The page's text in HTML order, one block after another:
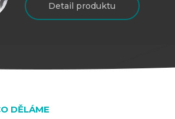
Detail produktu
DĚLÁME